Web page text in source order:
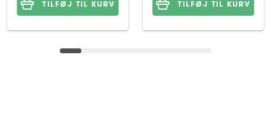
TILFØJ TIL KURV TILFØJ TIL KURV